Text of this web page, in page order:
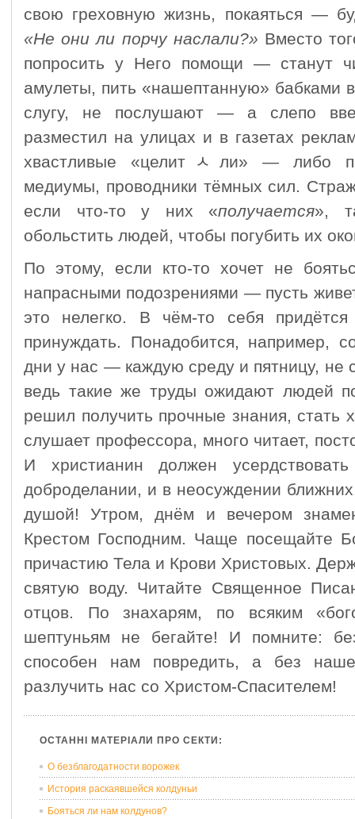
свою греховную жизнь, покаяться —
«Не они ли порчу наслали?» Вместо
попросить у Него помощи — станут
амулеты, пить «нашептанную» бабками
слугу, не послушают — а слепо
разместил на улицах и в газетах
хвастливые «целитﾵли» — либо
медиумы, проводники тёмных сил.
если что-то у них «получается»,
обольстить людей, чтобы погубить их
По этому, если кто-то хочет не
напрасными подозрениями — пусть
это нелегко. В чём-то себя придётся
принуждать. Понадобится, например,
дни у нас — каждую среду и пятницу, не
ведь такие же труды ожидают людей
решил получить прочные знания, стать
слушает профессора, много читает,
И христианин должен
доброделании, и в неосуждении
душой! Утром, днём и вечером
Крестом Господним. Чаще посещайте
причастию Тела и Крови Христовых.
святую воду. Читайте Священное
отцов. По знахарям, по всяким
шептуньям не бегайте! И помните:
способен нам повредить, а без
разлучить нас со Христом-Спасителем!
ОСТАННІ МАТЕРІАЛИ ПРО СЕКТИ:
О безблагодатности ворожек
История раскаявшейся колдуньи
Бояться ли нам колдунов?